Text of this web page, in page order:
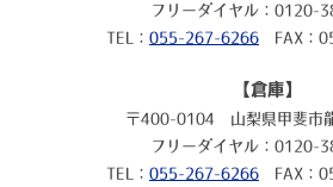
フリーダイヤル：0120-
TEL： 055-267-6266 FAX：
【倉庫】
〒400-0104 山梨県甲斐市
フリーダイヤル：0120-
TEL： 055-267-6266 FAX：